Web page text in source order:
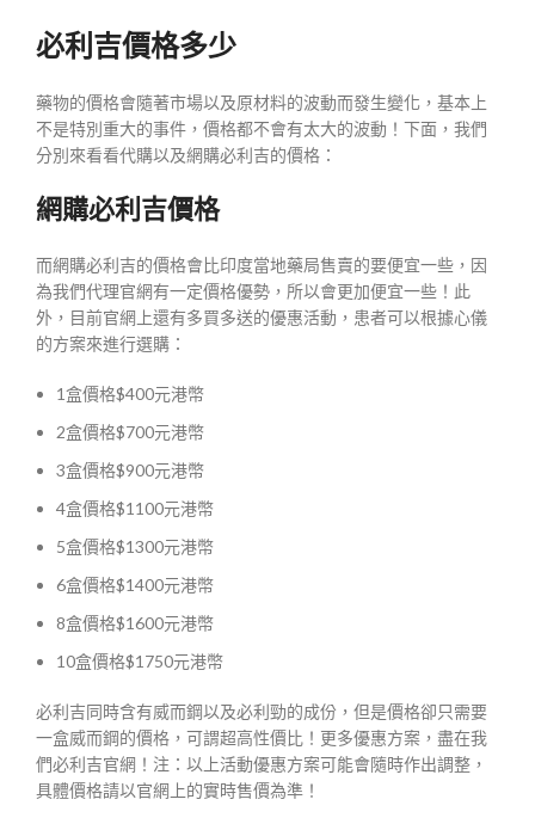
必利吉價格多少
藥物的價格會隨著市場以及原材料的波動而發生變化，基本上
不是特別重大的事件，價格都不會有太大的波動！下面，我們
分別來看看代購以及網購必利吉的價格：
網購必利吉價格
而網購必利吉的價格會比印度當地藥局售賣的要便宜一些，因
為我們代理官網有一定價格優勢，所以會更加便宜一些！此
外，目前官網上還有多買多送的優惠活動，患者可以根據心儀
的方案來進行選購：
1盒價格$400元港幣
2盒價格$700元港幣
3盒價格$900元港幣
4盒價格$1100元港幣
5盒價格$1300元港幣
6盒價格$1400元港幣
8盒價格$1600元港幣
10盒價格$1750元港幣
必利吉同時含有威而鋼以及必利勁的成份，但是價格卻只需要
一盒威而鋼的價格，可謂超高性價比！更多優惠方案，盡在我
們必利吉官網！注：以上活動優惠方案可能會隨時作出調整，
具體價格請以官網上的實時售價為準！